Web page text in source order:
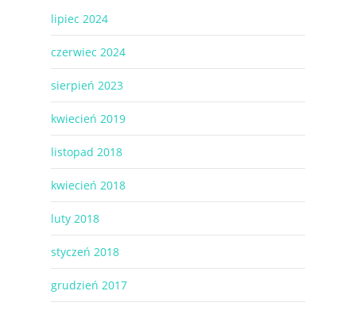
lipiec 2024
czerwiec 2024
sierpień 2023
kwiecień 2019
listopad 2018
kwiecień 2018
luty 2018
styczeń 2018
grudzień 2017